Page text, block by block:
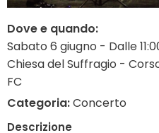
Dove e quando:
Sabato 6 giugno - Dalle
Chiesa del Suffragio -
FC
Categoria:Concerto
Descrizione